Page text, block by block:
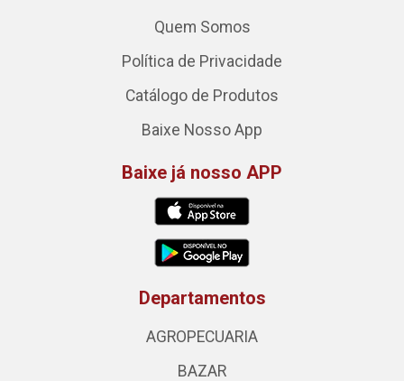
Quem Somos
Política de Privacidade
Catálogo de Produtos
Baixe Nosso App
Baixe já nosso APP
Departamentos
AGROPECUARIA
BAZAR